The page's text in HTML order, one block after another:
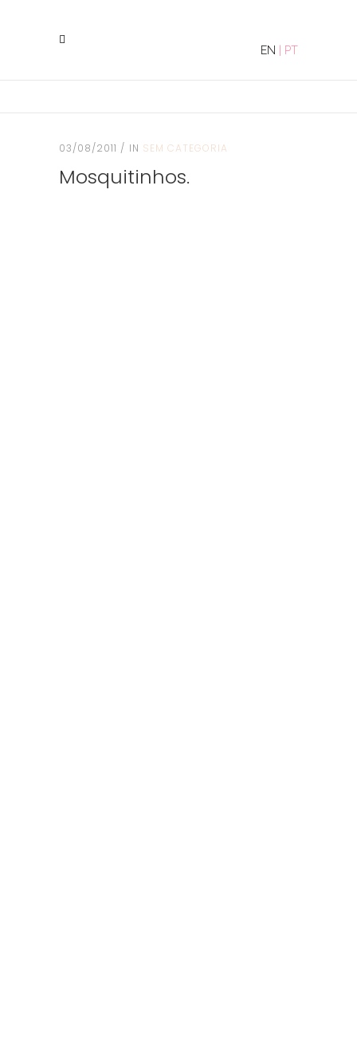
EN PT
03/08/2011 IN SEM CATEGORIA
Mosquitinhos.